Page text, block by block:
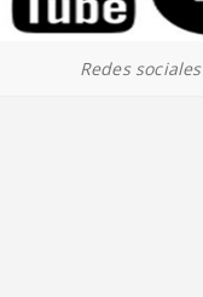
Redes sociales